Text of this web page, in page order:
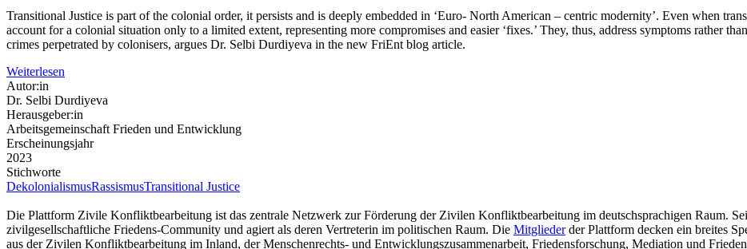
Transitional Justice is part of the colonial order, it persists and is deeply embedded in ‘Euro- North American – centric modernity’. Even when
account for a colonial situation only to a limited extent, representing more compromises and easier ‘fixes.’ They, thus, address symptoms rather
crimes perpetrated by colonisers, argues Dr. Selbi Durdiyeva in the new FriEnt blog article.
Weiterlesen
Autor:in
Dr. Selbi Durdiyeva
Herausgeber:in
Arbeitsgemeinschaft Frieden und Entwicklung
Erscheinungsjahr
2023
Stichworte
DekolonialismusRassismusTransitional Justice
Die Plattform Zivile Konfliktbearbeitung ist das zentrale Netzwerk zur Förderung der Zivilen Konfliktbearbeitung im deutschsprachigen Raum.
zivilgesellschaftliche Friedens-Community und agiert als deren Vertreterin im politischen Raum. Die Mitgliederder Plattform decken ein breites
aus der Zivilen Konfliktbearbeitung im Inland, der Menschenrechts- und Entwicklungszusammenarbeit, Friedensforschung, Mediation und